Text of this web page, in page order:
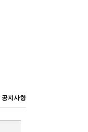
공지사항